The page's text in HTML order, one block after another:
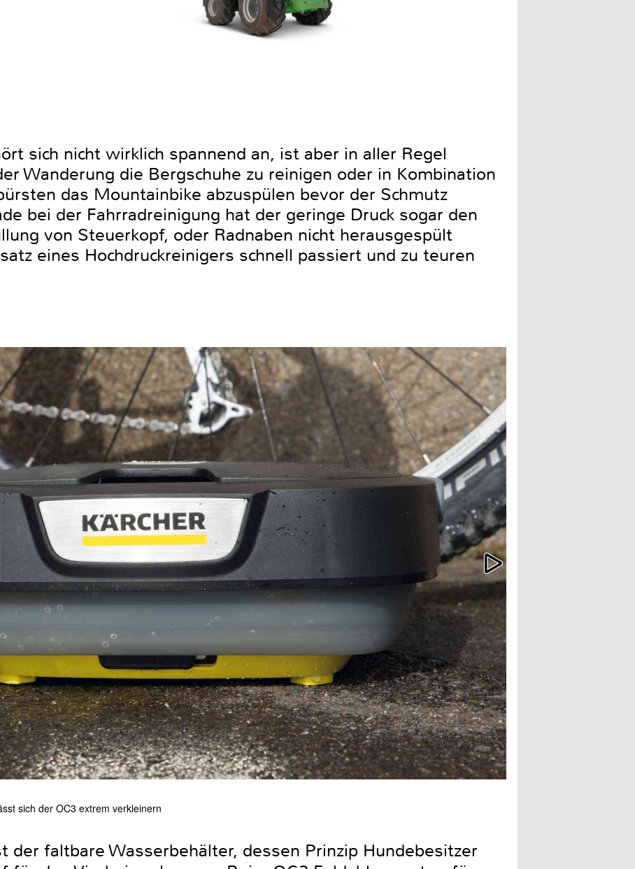
sich nicht wirklich spannend an, ist aber in aller Regel
Wanderung die Bergschuhe zu reinigen oder in Kombination
das Mountainbike abzuspülen bevor der Schmutz
bei der Fahrradreinigung hat der geringe Druck sogar den
von Steuerkopf, oder Radnaben nicht herausgespült
eines Hochdruckreinigers schnell passiert und zu teuren
sich der OC3 extrem verkleinern
der faltbare Wasserbehälter, dessen Prinzip Hundebesitzer